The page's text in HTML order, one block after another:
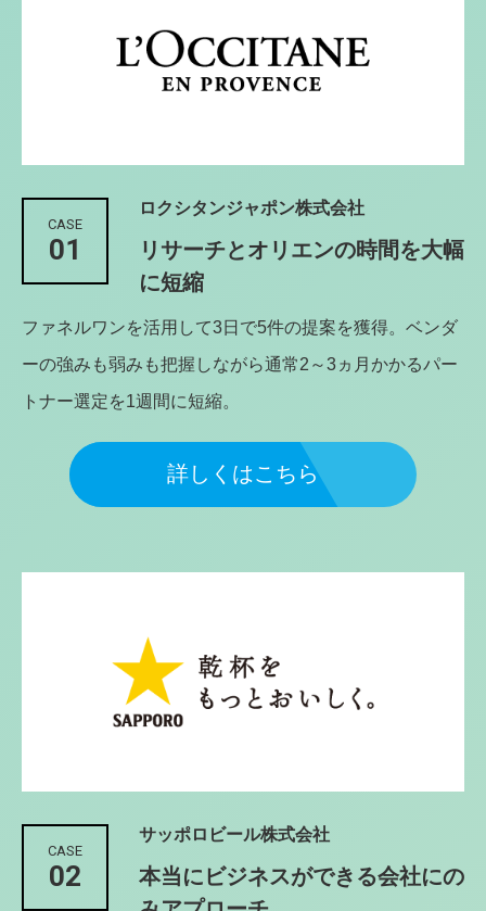
CASE
01
ロクシタンジャポン株式会社
リサーチとオリエンの時間を大幅
に短縮
ファネルワンを活用して3日で5件の提案を獲得。ベンダ
ーの強みも弱みも把握しながら通常2～3ヵ月かかるパー
トナー選定を1週間に短縮。
詳しくはこちら
CASE
02
サッポロビール株式会社
本当にビジネスができる会社にの